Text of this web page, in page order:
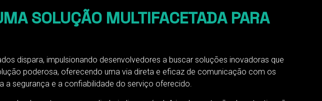
SOLUÇÃO MULTIFACETADA PARA
dispara, impulsionando desenvolvedores a buscar soluções inovadoras que
poderosa, oferecendo uma via direta e eficaz de comunicação com os
a segurança e a confiabilidade do serviço oferecido.